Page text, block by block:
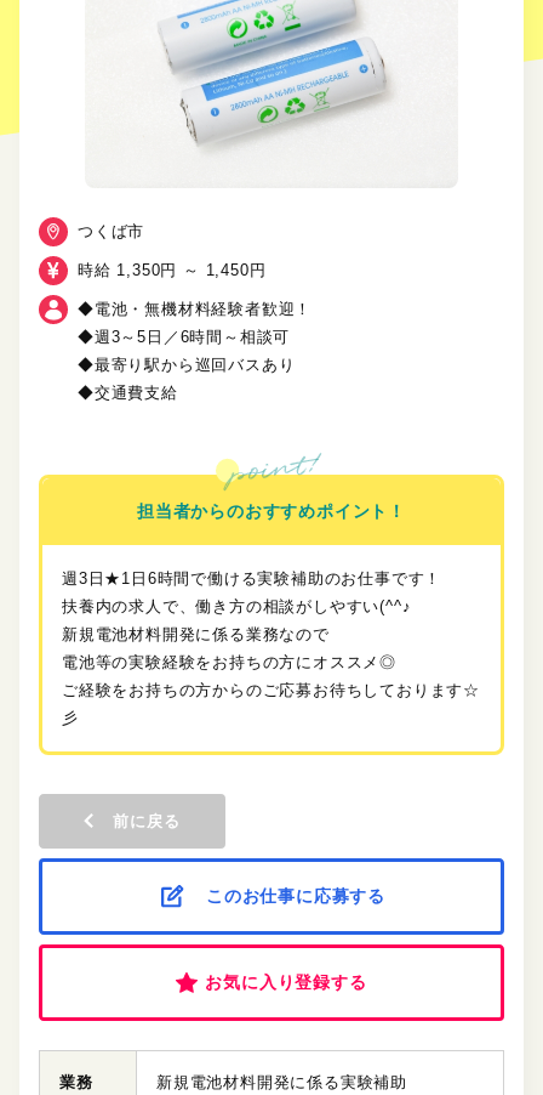
つくば市
時給 1,350円 ～ 1,450円
◆電池・無機材料経験者歓迎！
◆週3～5日／6時間～相談可
◆最寄り駅から巡回バスあり
◆交通費支給
担当者からのおすすめポイント！
週3日★1日6時間で働ける実験補助のお仕事です！
扶養内の求人で、働き方の相談がしやすい(^^♪
新規電池材料開発に係る業務なので
電池等の実験経験をお持ちの方にオススメ◎
ご経験をお持ちの方からのご応募お待ちしております☆
彡
前に戻る
このお仕事に応募する
お気に入り登録する
業務
新規電池材料開発に係る実験補助